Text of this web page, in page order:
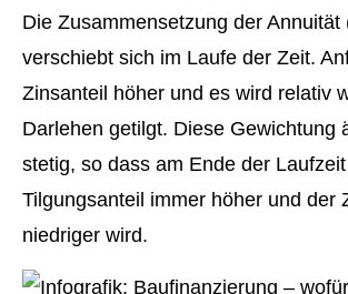
Die Zusammensetzung der Annuität
verschiebt sich im Laufe der Zeit.
Zinsanteil höher und es wird relativ
Darlehen getilgt. Diese Gewichtung
stetig, so dass am Ende der
Tilgungsanteil immer höher und der
niedriger wird.